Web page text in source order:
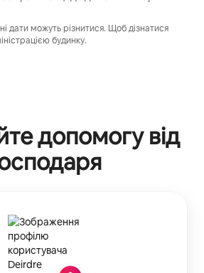
дати можуть різнитися. Щоб дізнатися
будинку.
допомогу від